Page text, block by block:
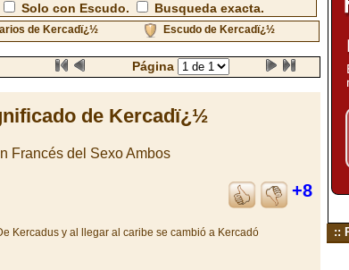
Solo con Escudo. Busqueda exacta.
de Kercadï¿½ Escudo de Kercadï¿½
Página
de Kercadï¿½
Francés del Sexo Ambos
+8
Kercadus y al llegar al caribe se cambió a Kercadó ::